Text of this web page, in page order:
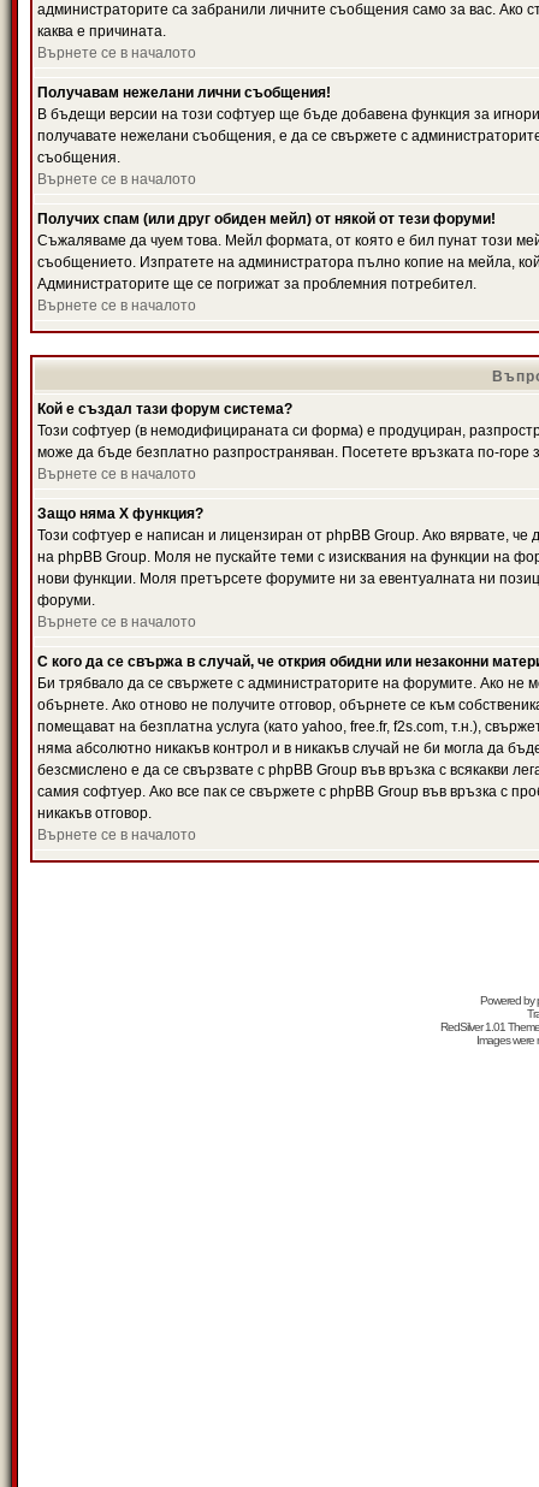
администраторите са забранили личните съобщения само за вас. Ако
каква е причината.
Върнете се в началото
Получавам нежелани лични съобщения!
В бъдещи версии на този софтуер ще бъде добавена функция за
получавате нежелани съобщения, е да се свържете с
съобщения.
Върнете се в началото
Получих спам (или друг обиден мейл) от някой от тези форуми!
Съжаляваме да чуем това. Мейл формата, от която е бил пунат този
съобщението. Изпратете на администратора пълно копие на мейла,
Администраторите ще се погрижат за проблемния потребител.
Върнете се в началото
Кой е създал тази форум система?
Този софтуер (в немодифицираната си форма) е продуциран,
може да бъде безплатно разпространяван. Посетете връзката по-горе
Върнете се в началото
Защо няма X функция?
Този софтуер е написан и лицензиран от phpBB Group. Ако вярвате,
на phpBB Group. Моля не пускайте теми с изисквания на функции на
нови функции. Моля претърсете форумите ни за евентуалната ни
форуми.
Върнете се в началото
С кого да се свържа в случай, че открия обидни или незаконни
Би трябвало да се свържете с администраторите на форумите. Ако не
обърнете. Ако отново не получите отговор, обърнете се към
помещават на безплатна услуга (като yahoo, free.fr, f2s.com, т.н.),
няма абсолютно никакъв контрол и в никакъв случай не би могла да
безсмислено е да се свързвате с phpBB Group във връзка с всякакви
самия софтуер. Ако все пак се свържете с phpBB Group във връзка с
никакъв отговор.
Върнете се в началото
Powered by
RedSilver 1.01
Images were